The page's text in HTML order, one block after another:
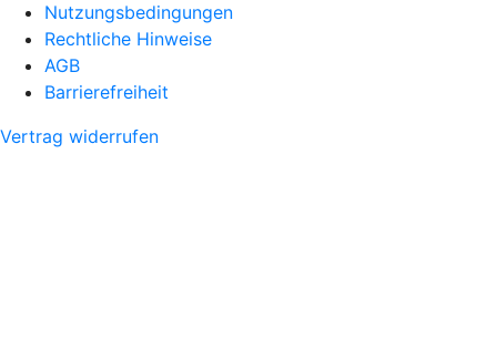
Nutzungsbedingungen
Rechtliche Hinweise
AGB
Barrierefreiheit
Vertrag widerrufen